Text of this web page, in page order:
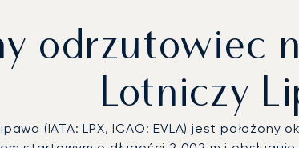
odrzutowiec
Lotniczy
(IATA: LPX, ICAO: EVLA) jest położony